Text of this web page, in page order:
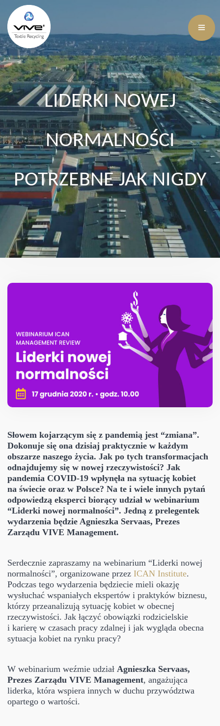
LIDERKI NOWEJ
NORMALNOŚCI
POTRZEBNE JAK NIGDY
Słowem kojarzącym się z pandemią jest “zmiana”.
Dokonuje się ona dzisiaj praktycznie w każdym
obszarze naszego życia. Jak po tych transformacjach
odnajdujemy się w nowej rzeczywistości? Jak
pandemia COVID-19 wpłynęła na sytuację kobiet
na świecie oraz w Polsce? Na te i wiele innych pytań
odpowiedzą eksperci biorący udział w webinarium
“Liderki nowej normalności”. Jedną z prelegentek
wydarzenia będzie Agnieszka Servaas, Prezes
Zarządu VIVE Management.
Serdecznie zapraszamy na webinarium “Liderki nowej
normalności”, organizowane przez ICAN Institute.
Podczas tego wydarzenia będziecie mieli okazję
wysłuchać wspaniałych ekspertów i praktyków biznesu,
którzy przeanalizują sytuację kobiet w obecnej
rzeczywistości. Jak łączyć obowiązki rodzicielskie
i karierę w czasach pracy zdalnej i jak wygląda obecna
sytuacja kobiet na rynku pracy?
W webinarium weźmie udział Agnieszka Servaas,
Prezes Zarządu VIVE Management, angażująca
liderka, która wspiera innych w duchu przywództwa
opartego o wartości.